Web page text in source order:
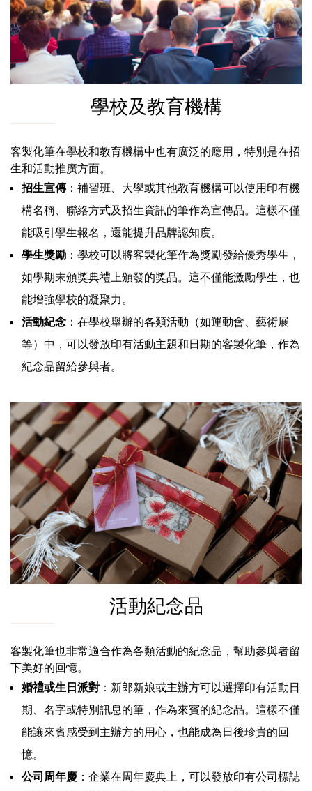
學校及教育機構
客製化筆在學校和教育機構中也有廣泛的應用，特別是在招
生和活動推廣方面。
招生宣傳：補習班、大學或其他教育機構可以使用印有機
構名稱、聯絡方式及招生資訊的筆作為宣傳品。這樣不僅
能吸引學生報名，還能提升品牌認知度。
學生獎勵 ：學校可以將客製化筆作為獎勵發給優秀學生，
如學期末頒獎典禮上頒發的獎品。這不僅能激勵學生，也
能增強學校的凝聚力。
活動紀念 ：在學校舉辦的各類活動（如運動會、藝術展
等）中，可以發放印有活動主題和日期的客製化筆，作為
紀念品留給參與者。
活動紀念品
客製化筆也非常適合作為各類活動的紀念品，幫助參與者留
下美好的回憶。
婚禮或生日派對 ：新郎新娘或主辦方可以選擇印有活動日
期、名字或特別訊息的筆，作為來賓的紀念品。這樣不僅
能讓來賓感受到主辦方的用心，也能成為日後珍貴的回
憶。
公司周年慶 ：企業在周年慶典上，可以發放印有公司標誌